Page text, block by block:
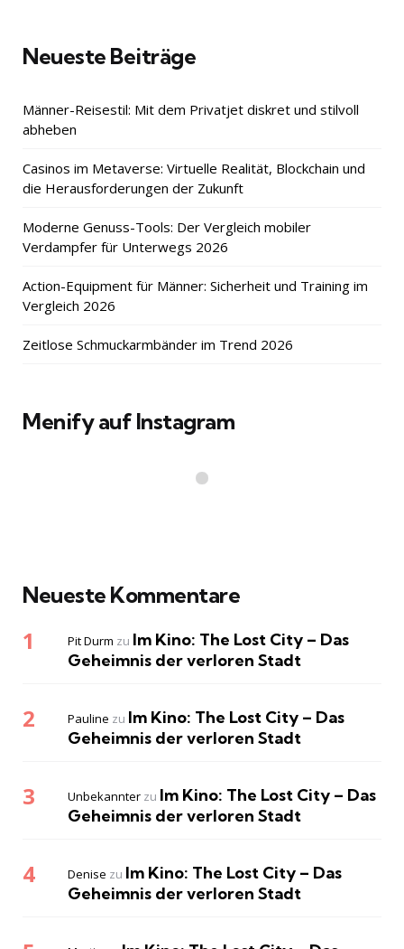
Neueste Beiträge
Männer-Reisestil: Mit dem Privatjet diskret und stilvoll
abheben
Casinos im Metaverse: Virtuelle Realität, Blockchain und
die Herausforderungen der Zukunft
Moderne Genuss-Tools: Der Vergleich mobiler
Verdampfer für Unterwegs 2026
Action-Equipment für Männer: Sicherheit und Training im
Vergleich 2026
Zeitlose Schmuckarmbänder im Trend 2026
Menify auf Instagram
Neueste Kommentare
Pit Durm zu Im Kino: The Lost City – Das
Geheimnis der verloren Stadt
Pauline zu Im Kino: The Lost City – Das
Geheimnis der verloren Stadt
Unbekannter zu Im Kino: The Lost City – Das
Geheimnis der verloren Stadt
Denise zu Im Kino: The Lost City – Das
Geheimnis der verloren Stadt